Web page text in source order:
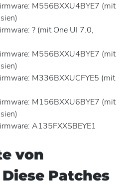
M556BXXU4BYE7 (mit
? (mit One UI 7.0,
M556BXXU4BYE7 (mit
M336BXXUCFYE5 (mit
M156BXXU6BYE7 (mit
A135FXXSBEYE1
von
Patches